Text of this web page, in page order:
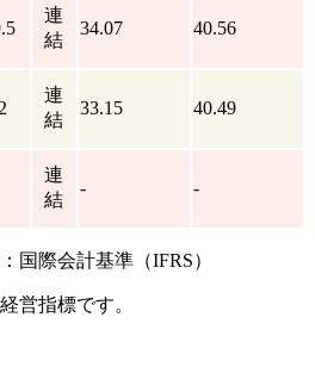
連
結
34.07 40.56
連
結
33.15 40.49
連
結
- -
際会計基準（IFRS）
営指標です。